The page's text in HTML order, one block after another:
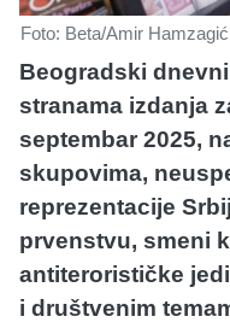
Foto: Beta/Amir Hamzagić
Beogradski
stranama izdanja
septembar 2025,
skupovima,
reprezentacije
prvenstvu, smeni
antiterorističke
i društvenim